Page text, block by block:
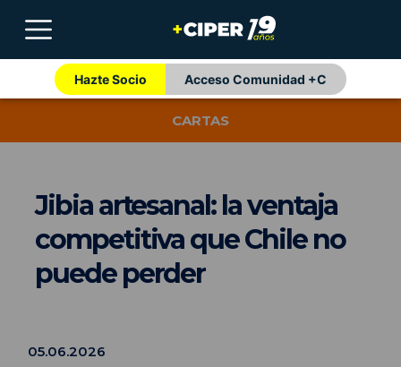
Hazte Socio Acceso Comunidad +C
CARTAS
Jibia artesanal: la ventaja
competitiva que Chile no
puede perder
05.06.2026